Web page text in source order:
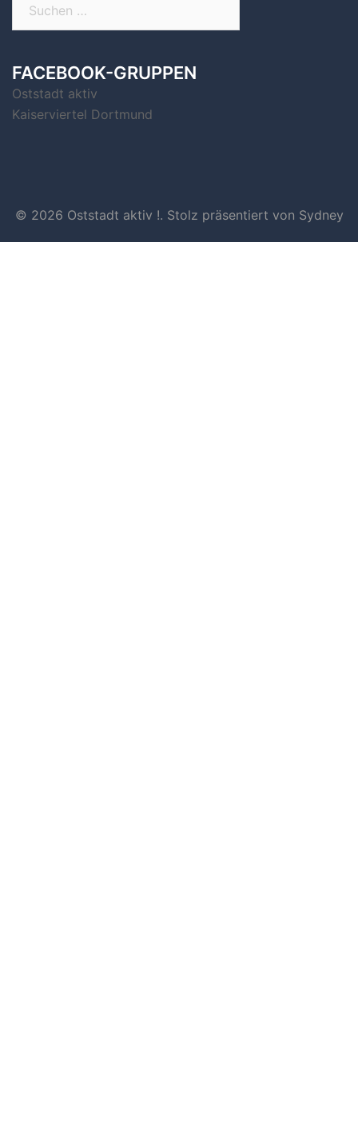
FACEBOOK-GRUPPEN
Oststadt aktiv
Kaiserviertel Dortmund
© 2026 Oststadt aktiv !. Stolz präsentiert von Sydney